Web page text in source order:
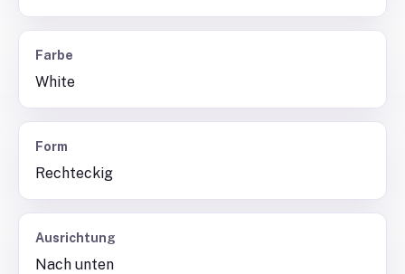
Farbe
White
Form
Rechteckig
Ausrichtung
Nach unten